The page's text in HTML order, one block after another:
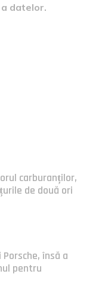
datelor.
carburanților,
de două ori
însă a
pentru